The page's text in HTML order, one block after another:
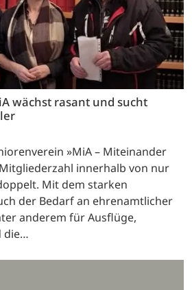
wächst rasant und sucht
»MiA – Miteinander
innerhalb von nur
Mit dem starken
der Bedarf an ehrenamtlicher
anderem für Ausflüge,
die…